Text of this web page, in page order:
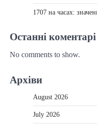
1707 на часах:
Останні коментарі
No comments to show.
Архіви
August 2026
July 2026